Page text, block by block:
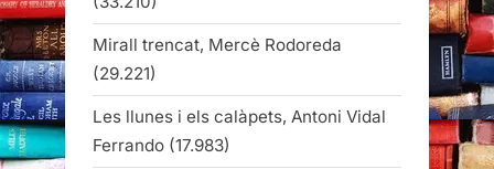
Mirall trencat, Mercè Rodoreda
(29.221)
Les llunes i els calàpets, Antoni Vidal
Ferrando (17.983)